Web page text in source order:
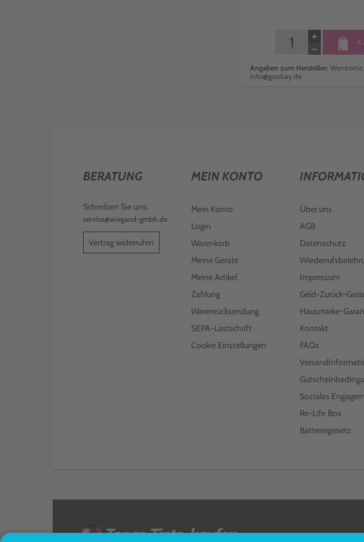
−
+
Angaben zum Hersteller: Wentronic
info@goobay.de
BERATUNG
Schreiben Sie uns:
service@wiegand-gmbh.de
Vertrag widerrufen
MEIN KONTO
Mein Konto
Login
Warenkorb
Meine Geräte
Meine Artikel
Zahlung
Warenrücksendung
SEPA-Lastschrift
Cookie Einstellungen
Über uns
AGB
Datenschutz
Impressum
Geld-Zurück-
Hausmarke-
Kontakt
FAQs
Soziales
Re-Life Box
Batteriegesetz
< FOLGEN